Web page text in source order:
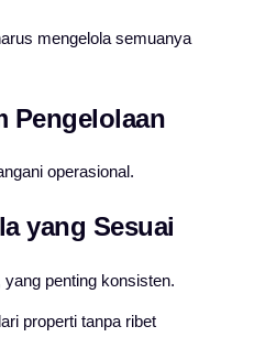
mengelola semuanya
Pengelolaan
operasional.
yang Sesuai
penting konsisten.
properti tanpa ribet